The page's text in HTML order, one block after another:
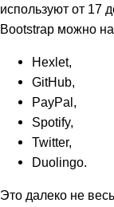
используют от 17
Bootstrap можно
Hexlet,
GitHub,
PayPal,
Spotify,
Twitter,
Duolingo.
Это далеко не